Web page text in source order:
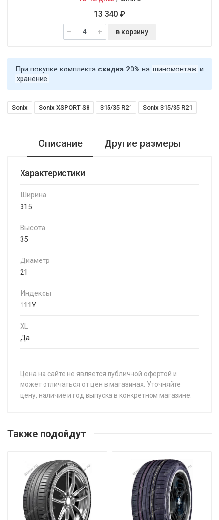
13 340 ₽
в корзину
При покупке комплекта скидка 20% на шиномонтаж и
хранение
Sonix Sonix XSPORT S8 315/35 R21 Sonix 315/35 R21
Описание Другие размеры
Характеристики
Ширина
315
Высота
35
Диаметр
21
Индексы
111Y
XL
Да
Цена на сайте не является публичной офертой и
может отличаться от цен в магазинах. Уточняйте
цену, наличие и год выпуска в конкретном магазине.
Sonix XSPORT S8 195/40R17 81W
Sonix XSPORT S8 195/45R17 85W
Sonix XSPORT S8 195/50R15 82V
Также подойдут